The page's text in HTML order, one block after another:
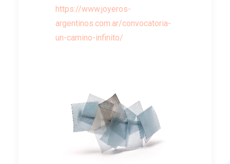
https://www.joyeros-
argentinos.com.ar/convocatoria-
un-camino-infinito/